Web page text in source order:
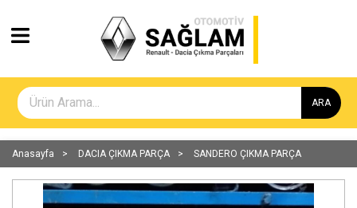
ARA
Anasayfa DACIA ÇIKMA PARÇA SANDERO ÇIKMA PARÇA